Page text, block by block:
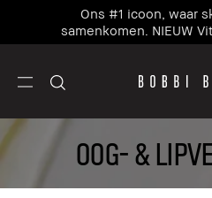
Ons #1 icoon, waar
samenkomen. NIEUW
OOG- &